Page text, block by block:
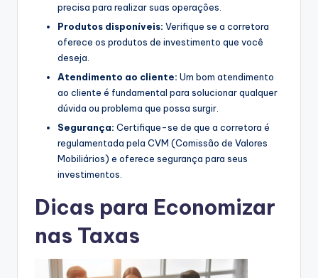
precisa para realizar suas operações.
Produtos disponíveis: Verifique se a corretora
oferece os produtos de investimento que você
deseja.
Atendimento ao cliente: Um bom atendimento
ao cliente é fundamental para solucionar qualquer
dúvida ou problema que possa surgir.
Segurança: Certifique-se de que a corretora é
regulamentada pela CVM (Comissão de Valores
Mobiliários) e oferece segurança para seus
investimentos.
Dicas para Economizar
nas Taxas